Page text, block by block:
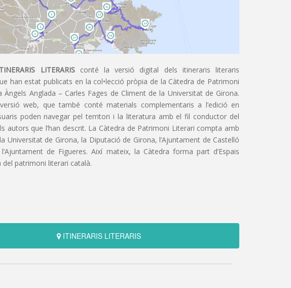
LITERARISconté la versió digital dels itineraris literaris
han estat publicats en la col•lecció pròpia de la Càtedra de Patrimoni
Àngels Anglada – Carles Fages de Climent de la Universitat de Girona.
web, que també conté materials complementaris a l’edició en
poden navegar pel territori i la literatura amb el fil conductor del
autors que l’han descrit. La Càtedra de Patrimoni Literari compta amb
Universitat de Girona, la Diputació de Girona, l’Ajuntament de Castelló
l’Ajuntament de Figueres. Així mateix, la Càtedra forma part d’Espais
del patrimoni literari català.
ITINERARIS LITERARIS